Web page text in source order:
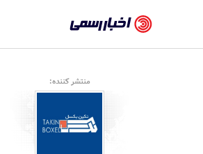
رسمی
-
اخبار
تایید
منتشر کننده: